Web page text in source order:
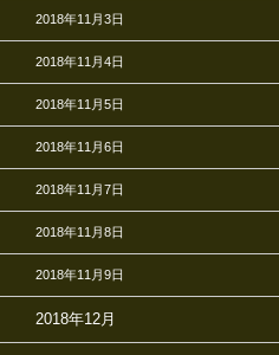
2018年11月3日
2018年11月4日
2018年11月5日
2018年11月6日
2018年11月7日
2018年11月8日
2018年11月9日
2018年12月